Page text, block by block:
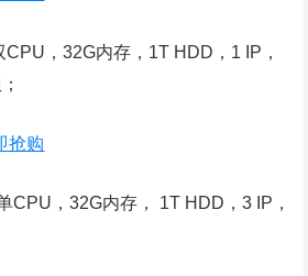
CPU，32G内存，1T HDD，1 IP，
抢购
CPU，32G内存， 1T HDD，3 IP，